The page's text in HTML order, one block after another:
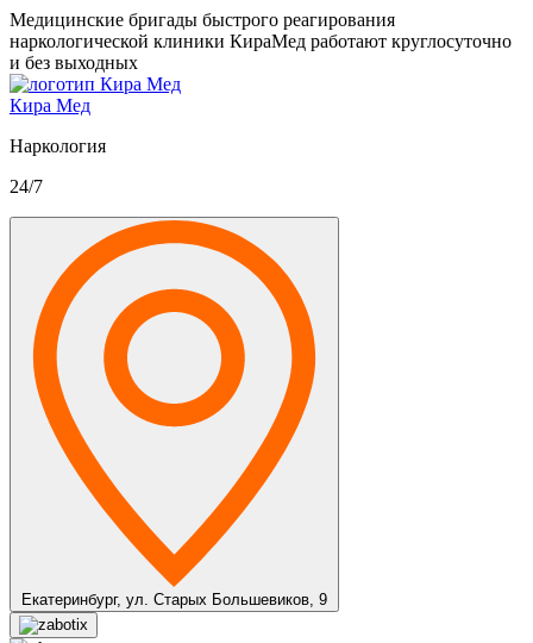
Медицинские бригады быстрого реагирования
наркологической клиники КираМед работают круглосуточно
и без выходных
Кира Мед
Наркология
24/7
Екатеринбург, ул. Старых Большевиков, 9